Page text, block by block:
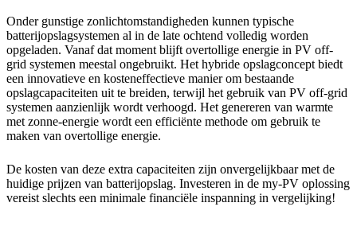
Onder gunstige zonlichtomstandigheden kunnen typische
batterijopslagsystemen al in de late ochtend volledig worden
opgeladen. Vanaf dat moment blijft overtollige energie in PV off-
grid systemen meestal ongebruikt. Het hybride opslagconcept biedt
een innovatieve en kosteneffectieve manier om bestaande
opslagcapaciteiten uit te breiden, terwijl het gebruik van PV off-grid
systemen aanzienlijk wordt verhoogd. Het genereren van warmte
met zonne-energie wordt een efficiënte methode om gebruik te
maken van overtollige energie.
De kosten van deze extra capaciteiten zijn onvergelijkbaar met de
huidige prijzen van batterijopslag. Investeren in de my-PV oplossing
vereist slechts een minimale financiële inspanning in vergelijking!